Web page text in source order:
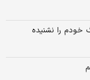
خودم را نشنیده